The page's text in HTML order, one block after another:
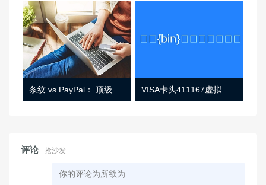
条纹 vs PayPal： 顶级功能， 定价 （和更多！ VISA卡头411167虚拟卡基础信息
评论 抢沙发